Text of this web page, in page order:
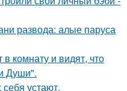
развода: алые паруса
комнату и видят, что
Души".
устают.